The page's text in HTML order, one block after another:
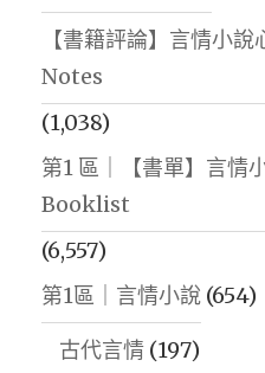
【書籍評論】言情小
Notes
(1,038)
第1 區｜【書單】言情
Booklist
(6,557)
第1區｜言情小說 (654)
古代言情 (197)